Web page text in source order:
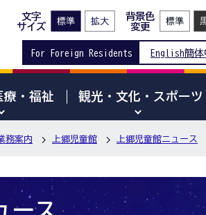
文字
サイズ
背景色
変更
For Foreign Residents English簡体
療・福祉 観光・文化・スポーツ
務案内 上郷児童館 上郷児童館ニュース
ース